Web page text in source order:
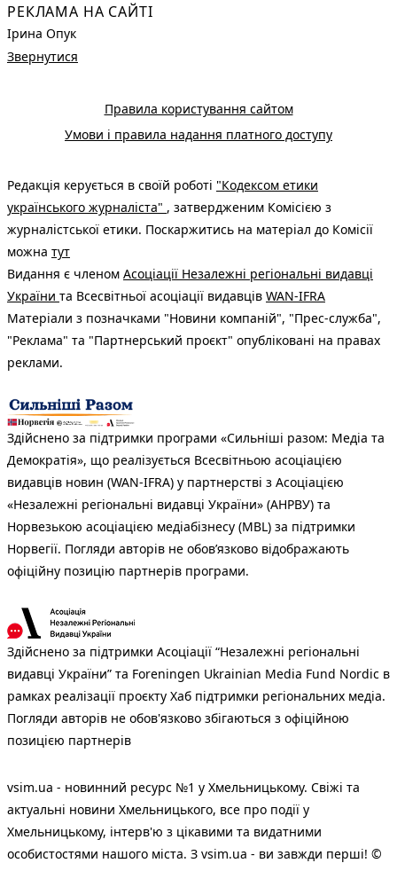
РЕКЛАМА НА САЙТІ
Ірина Опук
Звернутися
Правила користування сайтом
Умови і правила надання платного доступу
Редакція керується в своїй роботі "Кодексом етики
українського журналіста" , затвердженим Комісією з
журналістської етики. Поскаржитись на матеріал до Комісії
можна тут
Видання є членом Асоціації Незалежні регіональні видавці
України та Всесвітньої асоціації видавців WAN-IFRA
Матеріали з позначками "Новини компаній", "Прес-служба",
"Реклама" та "Партнерський проєкт" опубліковані на правах
реклами.
Здійснено за підтримки програми «Сильніші разом: Медіа та
Демократія», що реалізується Всесвітньою асоціацією
видавців новин (WAN-IFRA) у партнерстві з Асоціацією
«Незалежні регіональні видавці України» (АНРВУ) та
Норвезькою асоціацією медіабізнесу (MBL) за підтримки
Норвегії. Погляди авторів не обов’язково відображають
офіційну позицію партнерів програми.
Здійснено за підтримки Асоціації “Незалежні регіональні
видавці України” та Foreningen Ukrainian Media Fund Nordic в
рамках реалізації проєкту Хаб підтримки регіональних медіа.
Погляди авторів не обов'язково збігаються з офіційною
позицією партнерів
vsim.ua - новинний ресурс №1 у Хмельницькому. Свіжі та
актуальні новини Хмельницького, все про події у
Хмельницькому, інтерв'ю з цікавими та видатними
особистостями нашого міста. З vsim.ua - ви завжди перші! ©